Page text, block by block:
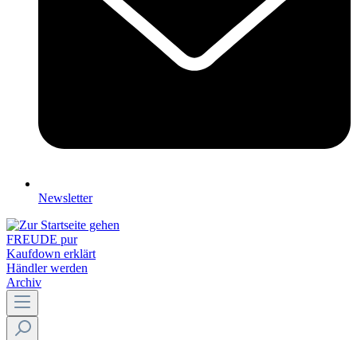
Newsletter
FREUDE pur
Kaufdown erklärt
Händler werden
Archiv